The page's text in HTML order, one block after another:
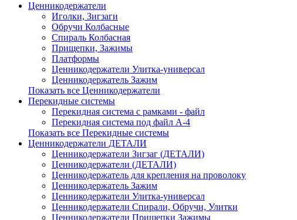
Ценникодержатели
Иголки, Зигзаги
Обручи Колбасные
Cпираль Колбасная
Прищепки, Зажимы
Платформы
Ценникодержатели Улитка-универсал
Ценникодержатель Зажим
Показать все Ценникодержатели
Перекидные системы
Перекидная система с рамками - файл
Перекидная система под файл А-4
Показать все Перекидные системы
Ценникодержатели ДЕТАЛИ
Ценникодержатели Зигзаг (ДЕТАЛИ)
Ценникодержатели (ДЕТАЛИ)
Ценникодержатель для крепления на проволоку
Ценникодержатель Зажим
Ценникодержатели Улитка-универсал
Ценникодержатели Спирали, Обручи, Улитки
Ценникодержатели Прищепки Зажимы